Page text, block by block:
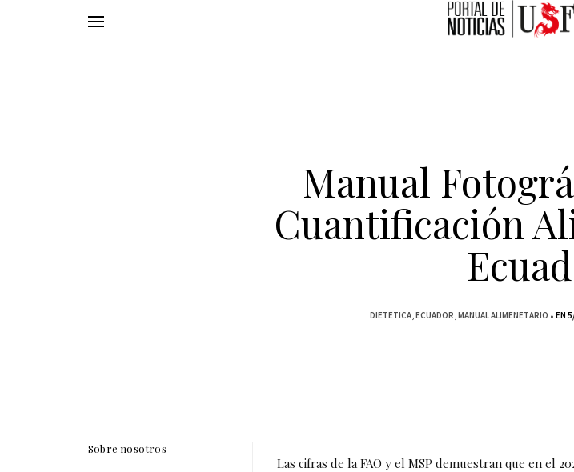
Manual
Cuantificación
DIETETICA ECUADOR MANUAL ALIMENETARIO EN
Las cifras de la FAO y el MSP demuestran que en el
Sobre nosotros